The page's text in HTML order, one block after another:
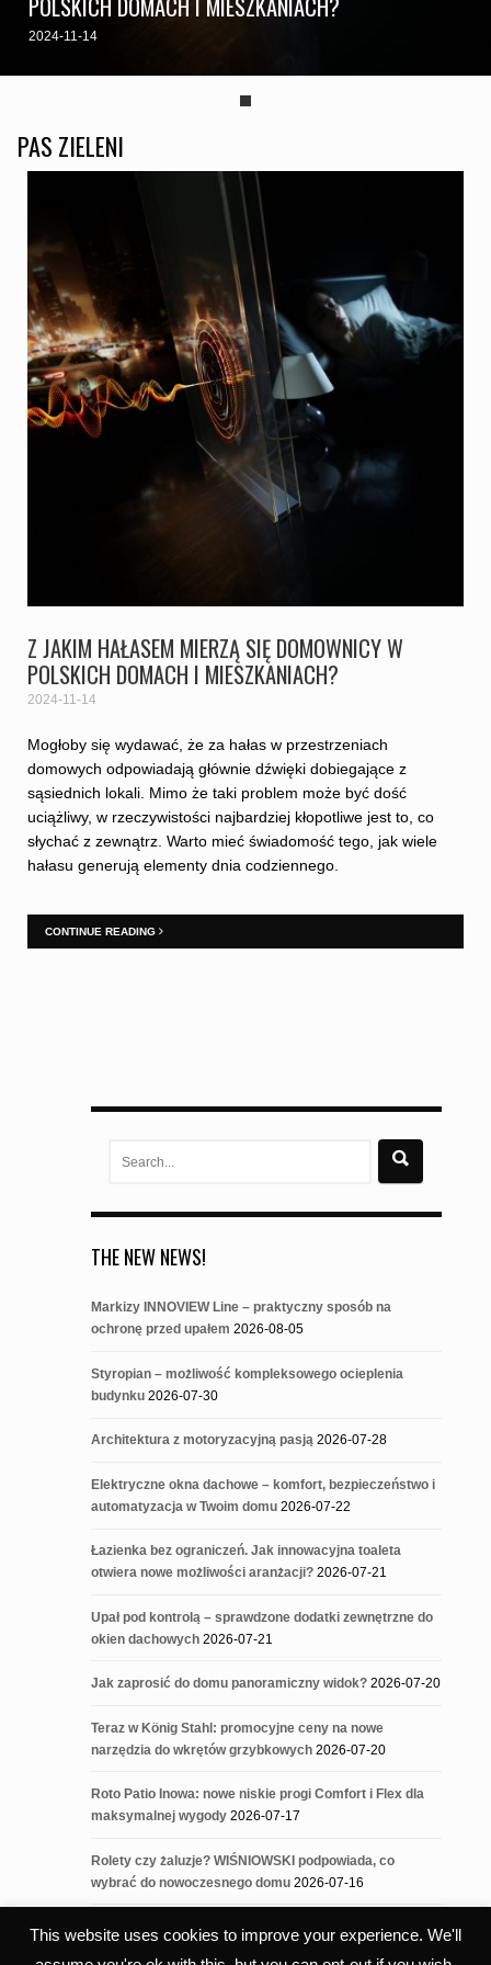
2024-11-14
PAS ZIELENI
Z JAKIM HAŁASEM MIERZĄ SIĘ DOMOWNICY W
POLSKICH DOMACH I MIESZKANIACH?
2024-11-14
Mogłoby się wydawać, że za hałas w przestrzeniach
domowych odpowiadają głównie dźwięki dobiegające z
sąsiednich lokali. Mimo że taki problem może być dość
uciążliwy, w rzeczywistości najbardziej kłopotliwe jest to, co
słychać z zewnątrz. Warto mieć świadomość tego, jak wiele
hałasu generują elementy dnia codziennego.
CONTINUE READING
THE NEW NEWS!
Markizy INNOVIEW Line – praktyczny sposób na
ochronę przed upałem 2026-08-05
Styropian – możliwość kompleksowego ocieplenia
budynku 2026-07-30
Architektura z motoryzacyjną pasją 2026-07-28
Elektryczne okna dachowe – komfort, bezpieczeństwo i
automatyzacja w Twoim domu 2026-07-22
Łazienka bez ograniczeń. Jak innowacyjna toaleta
otwiera nowe możliwości aranżacji? 2026-07-21
Upał pod kontrolą – sprawdzone dodatki zewnętrzne do
okien dachowych 2026-07-21
Jak zaprosić do domu panoramiczny widok? 2026-07-20
Teraz w König Stahl: promocyjne ceny na nowe
narzędzia do wkrętów grzybkowych 2026-07-20
Roto Patio Inowa: nowe niskie progi Comfort i Flex dla
maksymalnej wygody 2026-07-17
Rolety czy żaluzje? WIŚNIOWSKI podpowiada, co
wybrać do nowoczesnego domu 2026-07-16
This website uses cookies to improve your experience. We'll